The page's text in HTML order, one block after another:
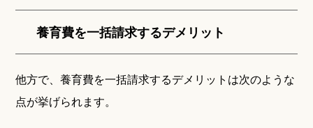
養育費を一括請求するデメリット
他方で、養育費を一括請求するデメリットは次のような
点が挙げられます。